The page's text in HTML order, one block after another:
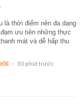
là thời điểm nên đa dạng
đạm ưu tiên những thực
mát và dễ hấp thu
- 30 phút trước